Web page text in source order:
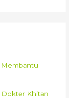
Dokter Khitan